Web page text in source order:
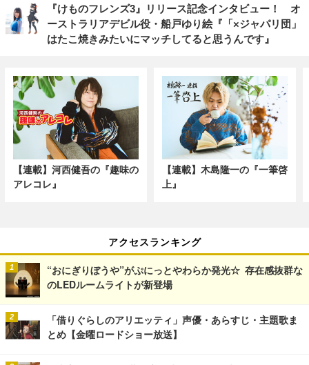
『けものフレンズ3』リリース記念インタビュー！ オ
ーストラリアデビル役・船戸ゆり絵『「×ジャパリ団」
はたこ焼きみたいにマッチしてると思うんです』
【連載】河西健吾の『趣味の
アレコレ』
【連載】木島隆一の『一筆啓
上』
アクセスランキング
“おにぎりぼうや”がぷにっとやわらか発光☆ 存在感抜群な
のLEDルームライトが新登場
「借りぐらしのアリエッティ」声優・あらすじ・主題歌ま
とめ【金曜ロードショー放送】